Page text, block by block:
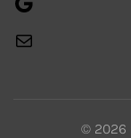
© 2026